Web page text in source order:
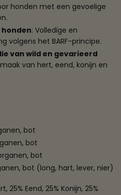
honden met een gevoelige
honden: Volledige en
volgens het BARF-principe.
van wild en gevarieerd
van hert, eend, konijn en
bot
bot
bot
bot (long, hart, lever, nier)
25% Eend, 25% Konijn, 25%